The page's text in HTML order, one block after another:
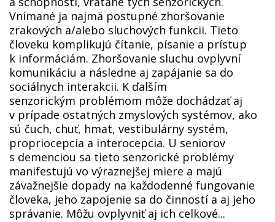
Vnímané ja najmä postupné zhoršovanie
zrakových a/alebo sluchových funkcii. Tieto
človeku komplikujú čítanie, písanie a prístup
k informáciám. Zhoršovanie sluchu ovplyvní
komunikáciu a následne aj zapájanie sa do
sociálnych interakcii. K ďalším
senzorickým problémom môže dochádzať aj
v prípade ostatných zmyslových systémov, ako
sú čuch, chuť, hmat, vestibulárny systém,
propriocepcia a interocepcia. U seniorov
s demenciou sa tieto senzorické problémy
manifestujú vo výraznejšej miere a majú
závažnejšie dopady na každodenné fungovanie
človeka, jeho zapojenie sa do činností a aj jeho
správanie. Môžu ovplyvniť aj ich celkové...